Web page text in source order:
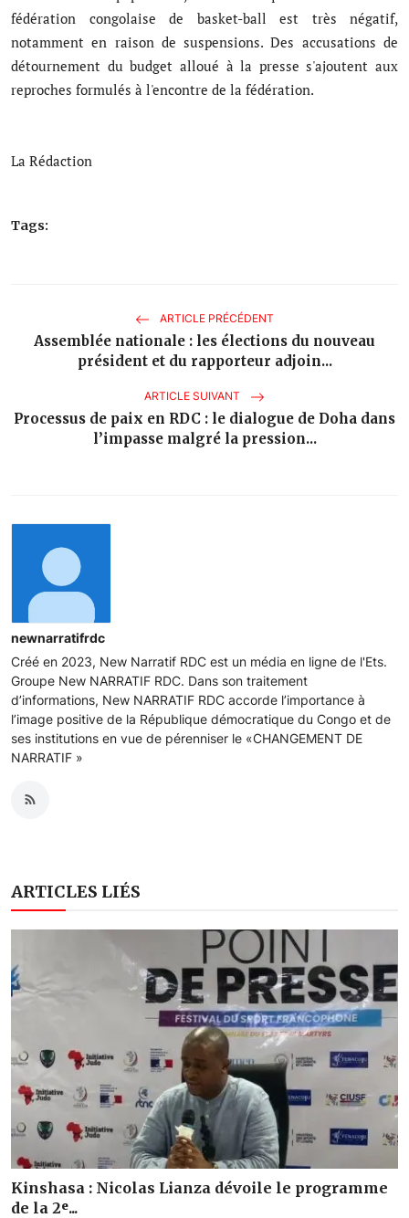
fédération congolaise de basket-ball est très négatif,
notamment en raison de suspensions. Des accusations de
détournement du budget alloué à la presse s'ajoutent aux
reproches formulés à l'encontre de la fédération.
‎La Rédaction
Tags:
ARTICLE PRÉCÉDENT
Assemblée nationale : les élections du nouveau
président et du rapporteur adjoin...
ARTICLE SUIVANT
Processus de paix en RDC : le dialogue de Doha dans
l’impasse malgré la pression...
newnarratifrdc
Créé en 2023, New Narratif RDC est un média en ligne de l'Ets.
Groupe New NARRATIF RDC. Dans son traitement
d’informations, New NARRATIF RDC accorde l’importance à
l’image positive de la République démocratique du Congo et de
ses institutions en vue de pérenniser le «CHANGEMENT DE
NARRATIF »
ARTICLES LIÉS
Kinshasa : Nicolas Lianza dévoile le programme
de la 2ᵉ...